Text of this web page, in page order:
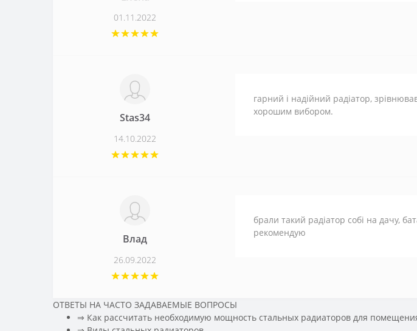
01.11.2022
Stas34
14.10.2022
гарний і надійний радіатор,
хорошим вибором.
Влад
26.09.2022
брали такий радіатор собі на дачу,
рекомендую
ОТВЕТЫ НА ЧАСТО ЗАДАВАЕМЫЕ ВОПРОСЫ
⇒ Как рассчитать необходимую мощность стальных радиаторов для